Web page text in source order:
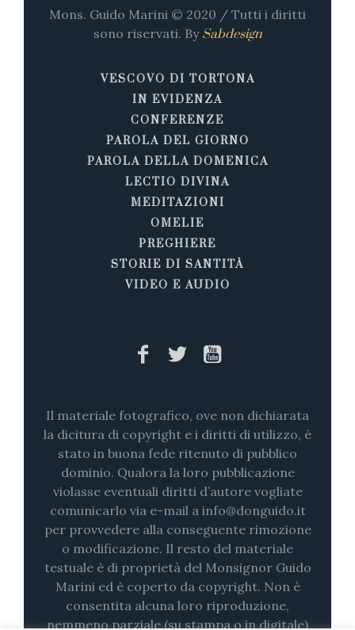
Mons. Guido Marini © 2020 / Tutti i diritti
sono riservati. By Sabdesign
VESCOVO DI TORTONA
IN EVIDENZA
CONFERENZE
PAROLA DEL GIORNO
PAROLA DELLA DOMENICA
LECTIO DIVINA
MEDITAZIONI
OMELIE
PREGHIERE
STORIE DI SANTITÀ
VIDEO E AUDIO
Il materiale fotografico, ove non dichiarata
la dicitura di copyright e i diritti di utilizzo, è
stato in buona fede ritenuto di pubblico
dominio. Qualora la loro pubblicazione
violasse eventuali diritti d’autore vogliate
comunicarlo via e-mail a info@donguido.it
per provvedere alla conseguente rimozione
o modificazione. Il resto del materiale
testuale è di proprietà del Monsignor Guido
Marini ed è coperto da copyright. Non è
consentita alcuna loro riproduzione,
nemmeno parziale (su stampa o in digitale)